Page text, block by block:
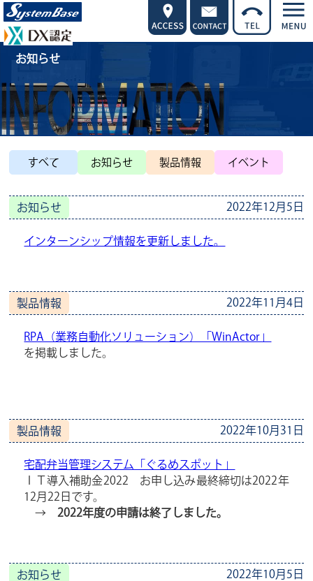
お知らせ
すべて お知らせ 製品情報 イベント
お知らせ 2022年12月5日
インターンシップ情報を更新しました。
製品情報 2022年11月4日
RPA（業務自動化ソリューション）「WinActor」
を掲載しました。
製品情報 2022年10月31日
宅配弁当管理システム「ぐるめスポット」
ＩＴ導入補助金2022 お申し込み最終締切は2022年
12月22日です。
→ 2022年度の申請は終了しました。
お知らせ 2022年10月5日